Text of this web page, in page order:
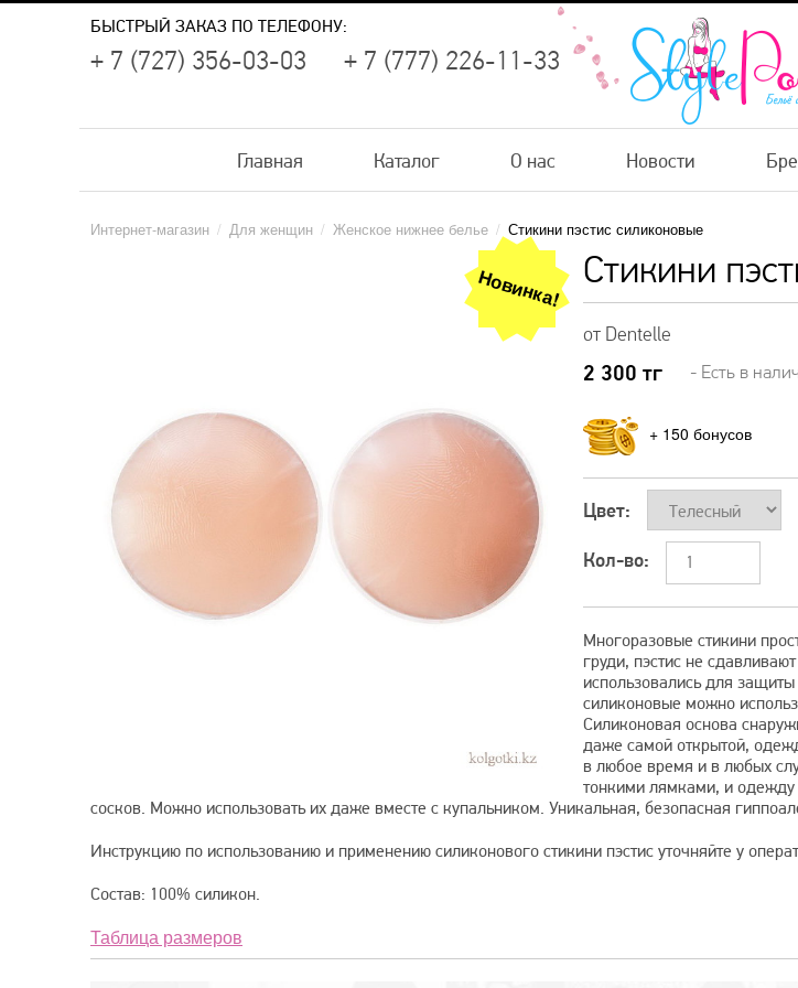
БЫСТРЫЙ ЗАКАЗ ПО ТЕЛЕФОНУ:
+ 7 (727) 356-03-03 + 7 (777) 226-11-33
Главная Каталог О нас Новости
Интернет-магазин / Для женщин / Женское нижнее белье / Стикини пэстис силиконовые
Новинка! Стикини
от Dentelle
2 300 тг - Есть в
+ 150
Цвет:
Кол-во:
Многоразовые стикини
груди, пэстис не
использовались для
силиконовые можно
Силиконовая основа
даже самой открытой,
в любое время и в любых
тонкими лямками, и одежду
сосков. Можно использовать их даже вместе с купальником. Уникальная, безопасная
Инструкцию по использованию и применению силиконового стикини пэстис уточняйте у
Состав: 100% силикон.
Таблица размеров